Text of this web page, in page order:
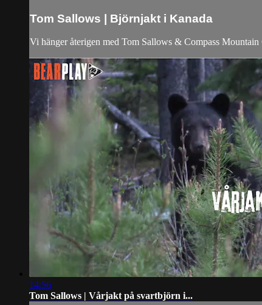
Tom Sallows | Björnjakt i Kanada
Vi hänger återigen med Tom Sallows & Compass
14:56
Tom Sallows | Vårjakt på svartbjörn i...